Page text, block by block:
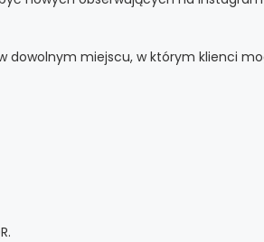
dowolnym miejscu, w którym klienci